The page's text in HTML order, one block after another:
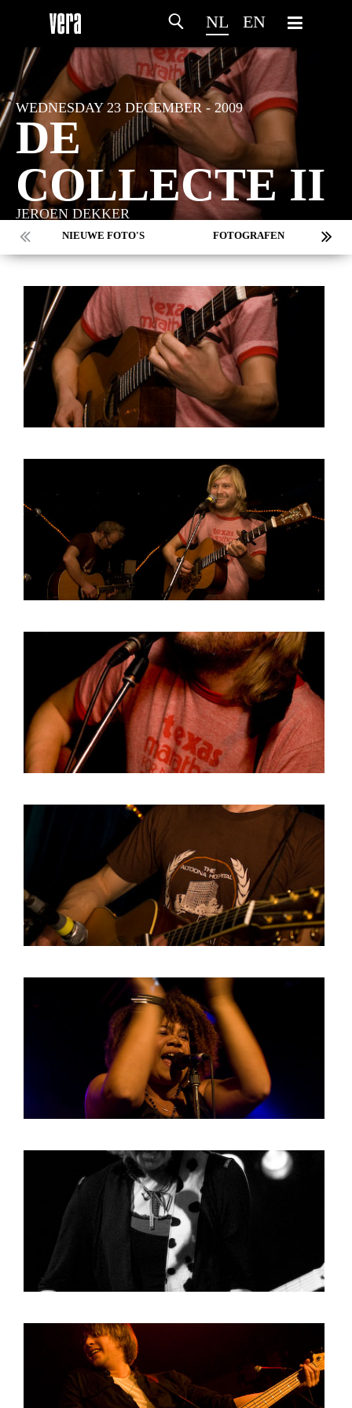
NL EN
WEDNESDAY 23 DECEMBER - 2009
DE
COLLECTE II
JEROEN DEKKER
NIEUWE FOTO'S FOTOGRAFEN
MARC DE KROSSE
PEER
MISCHA VEENEMA
JEROEN DEKKER
BOB DE VRIES
RICHARD POSTMA
SASKIA LUDDEN
ANNA HIEP
MARTSEN HUT
ARSEN TSKHAY
ERYN BOSMA
ESTHER
ELINE KAMMINGA
KAREN SAAMAN
ARNOUD HEIKENS